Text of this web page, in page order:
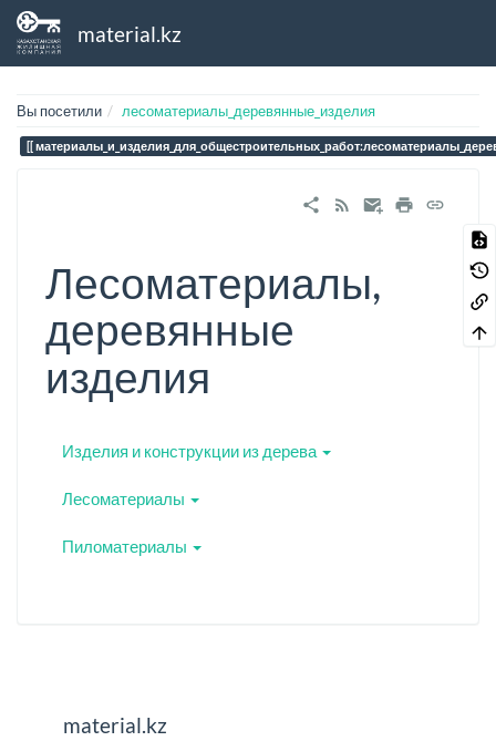
material.kz
Вы посетили лесоматериалы_деревянные_изделия
Лесоматериалы,
деревянные
изделия
Изделия и конструкции из дерева
Лесоматериалы
Пиломатериалы
material.kz